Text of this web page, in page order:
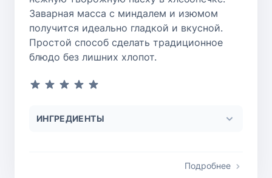
Заварная масса с миндалем и изюмом
получится идеально гладкой и вкусной.
Простой способ сделать традиционное
блюдо без лишних хлопот.
ИНГРЕДИЕНТЫ
Подробнее